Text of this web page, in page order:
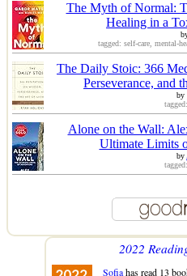
The Myth of Normal:
Healing in a
tagged: self-care, mental-
The Daily Stoic: 366
Perseverance, and
by
Alone on the Wall:
Ultimate Limits
by
2022
Sofiahas read 13